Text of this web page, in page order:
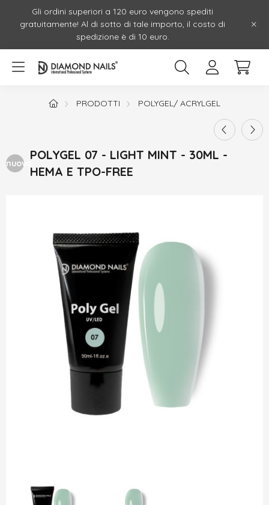
Gli ordini superiori a 120 euro vengono spediti
gratuitamente! Al di sotto di tale importo, il costo di
spedizione è di 10 euro.
PRODOTTI POLYGEL/ ACRYLGEL
nuovo
POLYGEL 07 - LIGHT MINT - 30ML -
HEMA E TPO-FREE